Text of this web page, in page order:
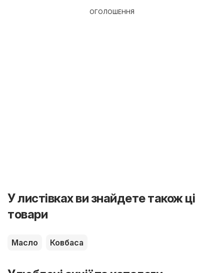
ОГОЛОШЕННЯ
У листівках ви знайдете також ці
товари
Масло Ковбаса